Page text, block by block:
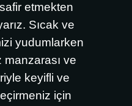
etmekten
Sıcak ve
yudumlarken
ve
keyifli ve
için